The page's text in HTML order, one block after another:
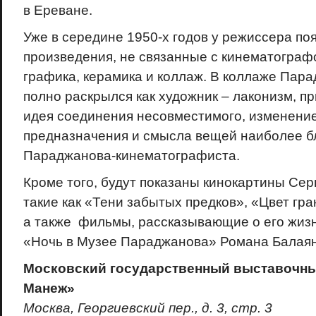
в Ереване.
Уже в середине 1950-х годов у режиссера
произведения, не связанные с
графика, керамика и коллаж. В коллаже
полно раскрылся как художник – лаконизм,
идея соединения несовместимого,
предназначения и смысла вещей наиболее
Параджанова-кинематографиста.
Кроме того, будут показаны кинокартины
такие как «Тени забытых предков», «Цвет
а также фильмы, рассказывающие о его
«Ночь в Музее Параджанова» Романа
Московский государственный
Манеж»
Москва, Георгиевский пер., д. 3, стр. 3